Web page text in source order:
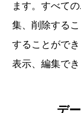
ます。すべて
集、削除する
することがで
表示、編集でき
デ